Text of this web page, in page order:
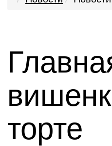
торте